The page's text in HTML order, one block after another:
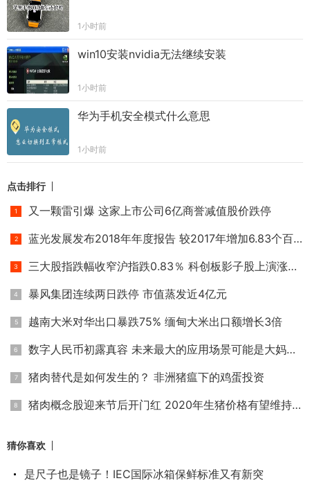
1小时前
win10安装nvidia无法继续安装
1小时前
华为手机安全模式什么意思
1小时前
点击排行
又一颗雷引爆 这家上市公司6亿商誉减值股价跌停
蓝光发展发布2018年年度报告 较2017年增加6.83个百分点
三大股指跌幅收窄沪指跌0.83％ 科创板影子股上演涨停潮
暴风集团连续两日跌停 市值蒸发近4亿元
越南大米对华出口暴跌75% 缅甸大米出口额增长3倍
数字人民币初露真容 未来最大的应用场景可能是大妈买菜
猪肉替代是如何发生的？ 非洲猪瘟下的鸡蛋投资
猪肉概念股迎来节后开门红 2020年生猪价格有望维持高位
猜你喜欢
是尺子也是镜子！IEC国际冰箱保鲜标准又有新突